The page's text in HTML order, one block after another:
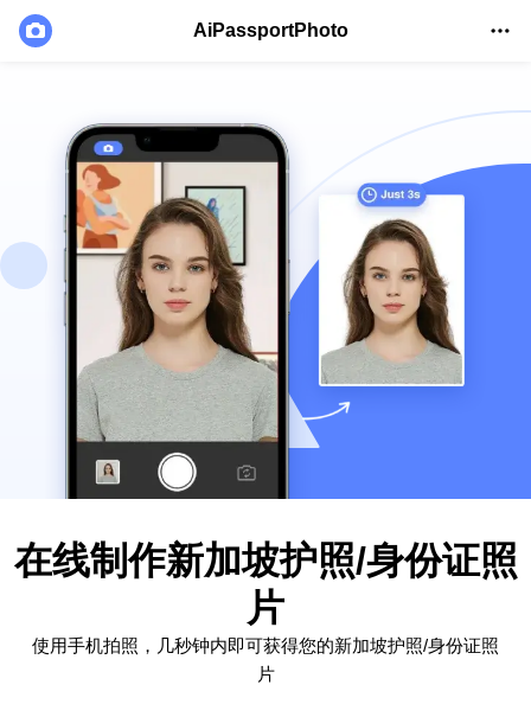
AiPassportPhoto
在线制作新加坡护照/身份证照
片
使用手机拍照，几秒钟内即可获得您的新加坡护照/身份证照
片